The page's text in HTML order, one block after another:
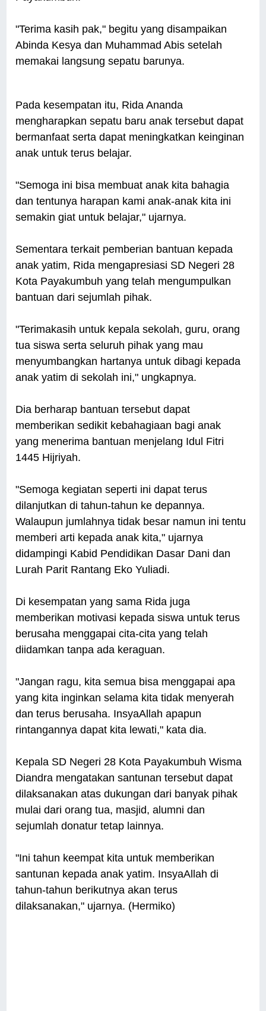
"Terima kasih pak," begitu yang disampaikan
Abinda Kesya dan Muhammad Abis setelah
memakai langsung sepatu barunya.
Pada kesempatan itu, Rida Ananda
mengharapkan sepatu baru anak tersebut dapat
bermanfaat serta dapat meningkatkan keinginan
anak untuk terus belajar.
"Semoga ini bisa membuat anak kita bahagia
dan tentunya harapan kami anak-anak kita ini
semakin giat untuk belajar," ujarnya.
Sementara terkait pemberian bantuan kepada
anak yatim, Rida mengapresiasi SD Negeri 28
Kota Payakumbuh yang telah mengumpulkan
bantuan dari sejumlah pihak.
"Terimakasih untuk kepala sekolah, guru, orang
tua siswa serta seluruh pihak yang mau
menyumbangkan hartanya untuk dibagi kepada
anak yatim di sekolah ini," ungkapnya.
Dia berharap bantuan tersebut dapat
memberikan sedikit kebahagiaan bagi anak
yang menerima bantuan menjelang Idul Fitri
1445 Hijriyah.
"Semoga kegiatan seperti ini dapat terus
dilanjutkan di tahun-tahun ke depannya.
Walaupun jumlahnya tidak besar namun ini tentu
memberi arti kepada anak kita," ujarnya
didampingi Kabid Pendidikan Dasar Dani dan
Lurah Parit Rantang Eko Yuliadi.
Di kesempatan yang sama Rida juga
memberikan motivasi kepada siswa untuk terus
berusaha menggapai cita-cita yang telah
diidamkan tanpa ada keraguan.
"Jangan ragu, kita semua bisa menggapai apa
yang kita inginkan selama kita tidak menyerah
dan terus berusaha. InsyaAllah apapun
rintangannya dapat kita lewati," kata dia.
Kepala SD Negeri 28 Kota Payakumbuh Wisma
Diandra mengatakan santunan tersebut dapat
dilaksanakan atas dukungan dari banyak pihak
mulai dari orang tua, masjid, alumni dan
sejumlah donatur tetap lainnya.
"Ini tahun keempat kita untuk memberikan
santunan kepada anak yatim. InsyaAllah di
tahun-tahun berikutnya akan terus
dilaksanakan," ujarnya. (Hermiko)